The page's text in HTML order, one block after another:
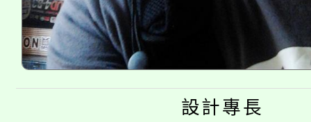
設計專長